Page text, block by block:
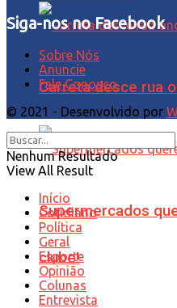
Carreta desce rua
Supermercados
clube!
Siga-nos no Facebook
Sobre Nós
Anuncie
Fale Conosco
© 2021 - Desenvolvido por
Nenhum Resultado
View All Result
Início
Cotidiano
Política
Geral
Esporte
Opinião
Colunas
Entrevista